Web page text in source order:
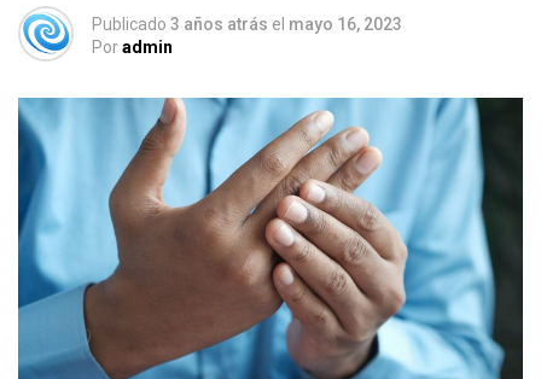
Publicado 3 años atrás el mayo 16, 2023
Poradmin